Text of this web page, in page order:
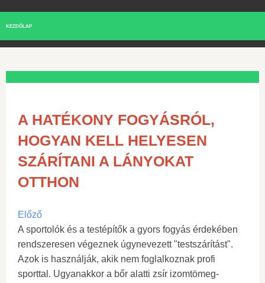
KEZDŐLAP
A HATÉKONY FOGYÁSRÓL,
HOGYAN KELL HELYESEN
SZÁRÍTANI A LÁNYOKAT
OTTHON
Előző
A sportolók és a testépítők a gyors fogyás érdekében
rendszeresen végeznek úgynevezett "testszárítást".
Azok is használják, akik nem foglalkoznak profi
sporttal. Ugyanakkor a bőr alatti zsír izomtömeg-